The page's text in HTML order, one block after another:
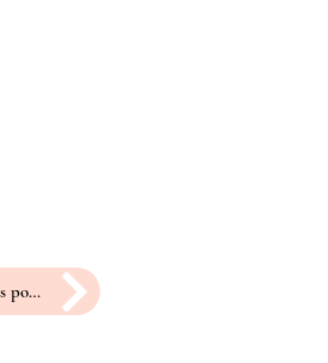
prendre rendez-vous pour un essayage